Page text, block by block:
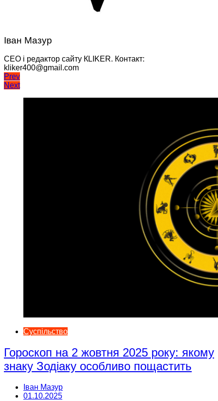
Іван Мазур
CEO і редактор сайту КLIKER. Контакт:
kliker400@gmail.com
Навігація
записів
Prev
Next
Суспільство
Гороскоп на 2 жовтня 2025 року: якому
знаку Зодіаку особливо пощастить
Іван Мазур
01.10.2025